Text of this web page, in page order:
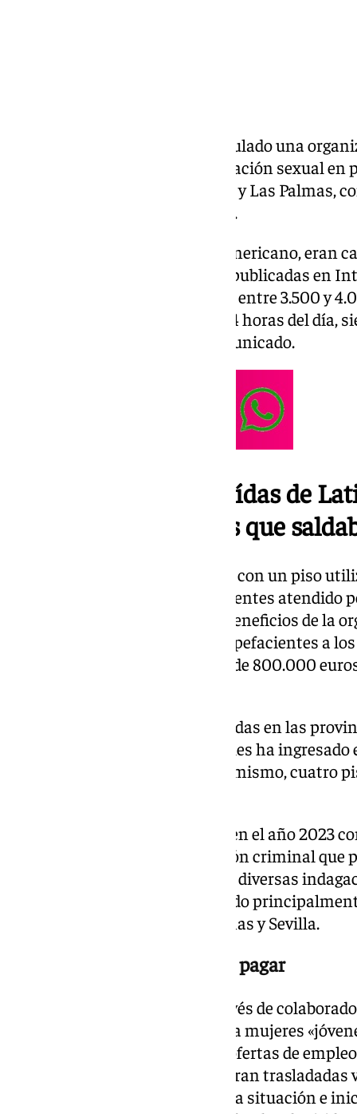
La Policía Nacional ha desarticulado una
trata de mujeres para su explotación sexual
provincias de Barcelona, Sevilla y Las Palmas,
la liberación de cuatro víctimas.
Las víctimas, de origen latinoamericano, eran
país mediante ofertas ficticias publicadas en
España adquirían una deuda de entre 3.500 y
ejerciendo la prostitución las 24 horas del día,
informado el cuerpo en un comunicado.
Las víctimas eran traídas de
deuda de 4.000 euros que
El entramado también contaba con un piso
recepción de llamadas de los clientes atendido
explotadas laboralmente. Los beneficios de la
con la venta de sustancias estupefacientes a
movimientos de dinero de más de 800.000
En total hay 14 personas detenidas en las
y Las Palmas (2), una de las cuales ha
mujeres han sido liberadas. Asimismo, cuatro
La investigación dio comienzo en el año 2023
la existencia de una organización criminal que
mujeres con fines sexuales. Las diversas
del entramado criminal asentado
con ramificaciones en Las Palmas y Sevilla.
Una deuda de 4.000 euros a pagar
La organización criminal, a través de
origen de las víctimas, captaba a mujeres
estado de necesidad mediante ofertas de
España. Una vez persuadidas, eran
eran informadas de su verdadera situación e